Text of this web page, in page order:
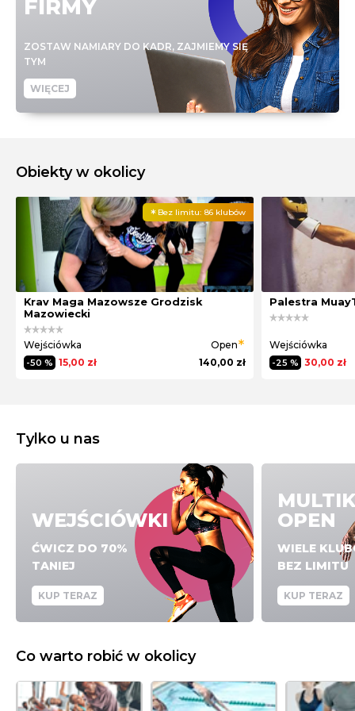
FIRMY
ZOSTAW NAMIARY DO KADR, ZAJMIEMY SIĘ
TYM
WIĘCEJ
Obiekty w okolicy
Bez limitu: 86 klubów
Krav Maga Mazowsze Grodzisk
Mazowiecki
Wejściówka
-50 % 15,00 zł
Open
140,00 zł
Palestra
Wejściówka
-25 % 30,00 zł
Tylko u nas
WEJŚCIÓWKI
ĆWICZ DO 70%
TANIEJ
KUP TERAZ
OPEN
WIELE
BEZ LIMITU
KUP TERAZ
Co warto robić w okolicy